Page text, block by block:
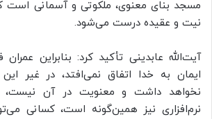
مسجد بنای معنوی، ملکوتی و آسمانی است
نیت و عقیده درست می‌شود.
آیت‌الله عابدینی تأکید کرد: بنابراین
ایمان به خدا اتفاق نمی‌افتد، در غیر
نخواهد داشت و معنویت در آن نیست،
نرم‌افزاری نیز همین‌گونه است، کسانی